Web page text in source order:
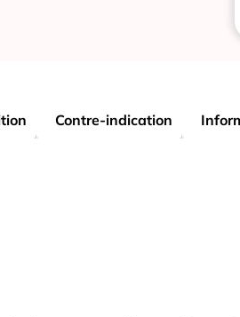
Contre-indication